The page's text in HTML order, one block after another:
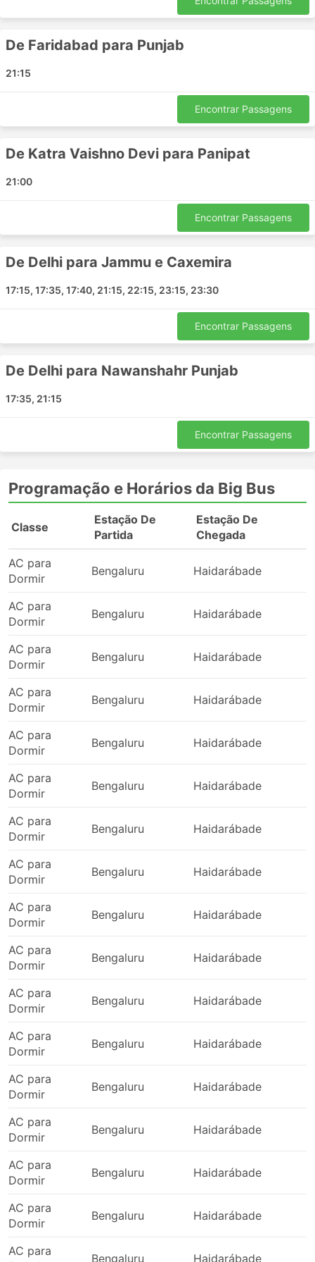
Visakhapatnam - Tiruvannamalai
Nellore - Chennai
Tirupati - Bangalore
Chandigarh - Delhi
Chandigarh - Katra Vaishno Devi
Chandigarh - Jalandhar
Chandigarh - Pathankot
Pathankot - Chandigarh
Pathankot - Delhi
Ambala - Jammu e Caxemira
Noida - Pathankot
Pathankot - Jalandhar
Jalandhar - Jammu e Caxemira
Noida - Jammu e Caxemira
Jalandhar - Pathankot
Mohali - Jalandhar
Katra Vaishno Devi - Ambala
Chandigarh - Sonipat
Chandigarh - Phagwara
Sonipat - Mohali
Ghaziabad - Pathankot
Rupnagar - Jalandhar
Katra Vaishno Devi - Srinagar Jammu
Ambala - Kharar
Delhi - Phagwara
Katra Vaishno Devi - Ghaziabad
Katra Vaishno Devi - Delhi
Faridabad - Phagwara
Faridabad - Sonipat
Jammu e Caxemira - Pathankot
Ambala - Haryana
Sonipat - Ambala
Faridabad - Panipat
Katra Vaishno Devi - Pathankot
Sonipat - Kharar
Noida - Mohali
Jammu e Caxemira - Delhi
Katra Vaishno Devi - Jammu e Caxemira
Mohali - Sonipat
Jalandhar - Mohali
Kharar - Jalandhar
Noida - Katra Vaishno Devi
Ganaur - Panipat
Ambala - Katra Vaishno Devi
De Faridabad para Punjab
21:15
Encontrar Passagens
De Katra Vaishno Devi para Panipat
21:00
Encontrar Passagens
De Delhi para Jammu e Caxemira
17:15, 17:35, 17:40, 21:15, 22:15, 23:15, 23:30
Encontrar Passagens
De Delhi para Nawanshahr Punjab
17:35, 21:15
Encontrar Passagens
Programação e Horários da Big Bus
Classe
Estação De
Partida
Estação De
Chegada
AC para
Dormir
Bengaluru Haidarábade
AC para
Dormir
Bengaluru Haidarábade
AC para
Dormir
Bengaluru Haidarábade
AC para
Dormir
Bengaluru Haidarábade
AC para
Dormir
Bengaluru Haidarábade
AC para
Dormir
Bengaluru Haidarábade
AC para
Dormir
Bengaluru Haidarábade
AC para
Dormir
Bengaluru Haidarábade
AC para
Dormir
Bengaluru Haidarábade
AC para
Dormir
Bengaluru Haidarábade
AC para
Dormir
Bengaluru Haidarábade
AC para
Dormir
Bengaluru Haidarábade
AC para
Dormir
Bengaluru Haidarábade
AC para
Dormir
Bengaluru Haidarábade
AC para
Dormir
Bengaluru Haidarábade
AC para
Dormir
Bengaluru Haidarábade
AC para
Bengaluru Haidarábade